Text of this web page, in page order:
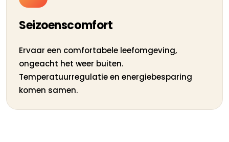
Seizoenscomfort
Ervaar een comfortabele leefomgeving,
ongeacht het weer buiten.
Temperatuurregulatie en energiebesparing
komen samen.